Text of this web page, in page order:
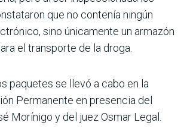
que no contenía ningún
sino únicamente un armazón
el transporte de la droga.
paquetes se llevó a cabo en la
Permanente en presencia del
Morínigo y del juez Osmar Legal.